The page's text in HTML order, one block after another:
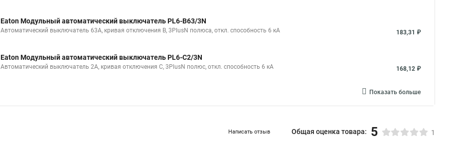
Eaton Модульный автоматический выключатель PL6-B63/3N
Автоматический выключатель 63А, кривая отключения В, 3PlusN полюса, откл. способность 6 кА 183,31 ₽
Eaton Модульный автоматический выключатель PL6-C2/3N
Автоматический выключатель 2А, кривая отключения С, 3PlusN полюс, откл. способность 6 кА 168,12 ₽
Показать больше
Написать отзыв Общая оценка товара: 5 1